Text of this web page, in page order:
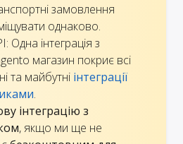
замовлення
однаково.
Одна інтеграція з
магазин покриє всі
та майбутні інтеграції
.
інтеграцію з
, якщо ми ще не